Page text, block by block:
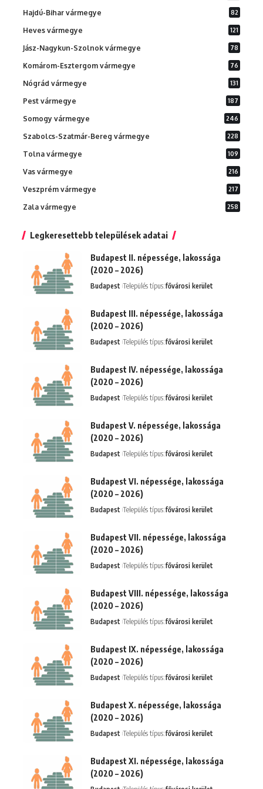
Hajdú-Bihar vármegye 82
Heves vármegye 121
Jász-Nagykun-Szolnok vármegye 78
Komárom-Esztergom vármegye 76
Nógrád vármegye 131
Pest vármegye 187
Somogy vármegye 246
Szabolcs-Szatmár-Bereg vármegye 228
Tolna vármegye 109
Vas vármegye 216
Veszprém vármegye 217
Zala vármegye 258
Legkeresettebb települések adatai
Budapest II. népessége, lakossága
(2020 – 2026)
Budapest Település típus:fővárosi kerület
Budapest III. népessége, lakossága
(2020 – 2026)
Budapest Település típus:fővárosi kerület
Budapest IV. népessége, lakossága
(2020 – 2026)
Budapest Település típus:fővárosi kerület
Budapest V. népessége, lakossága
(2020 – 2026)
Budapest Település típus:fővárosi kerület
Budapest VI. népessége, lakossága
(2020 – 2026)
Budapest Település típus:fővárosi kerület
Budapest VII. népessége, lakossága
(2020 – 2026)
Budapest Település típus:fővárosi kerület
Budapest VIII. népessége, lakossága
(2020 – 2026)
Budapest Település típus:fővárosi kerület
Budapest IX. népessége, lakossága
(2020 – 2026)
Budapest Település típus:fővárosi kerület
Budapest X. népessége, lakossága
(2020 – 2026)
Budapest Település típus:fővárosi kerület
Budapest XI. népessége, lakossága
(2020 – 2026)